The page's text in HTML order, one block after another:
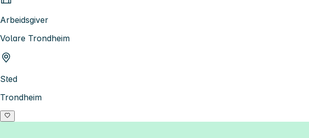
Arbeidsgiver
Volare Trondheim
Sted
Trondheim